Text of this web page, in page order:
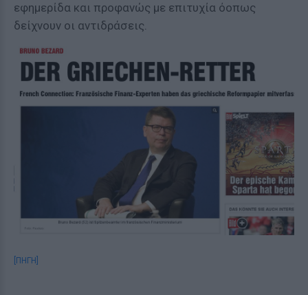
εφημερίδα και προφανώς με επιτυχία όοπως
δείχνουν οι αντιδράσεις.
[ΠΗΓΗ]